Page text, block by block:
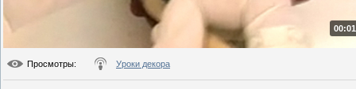
Просмотры: Уроки декора